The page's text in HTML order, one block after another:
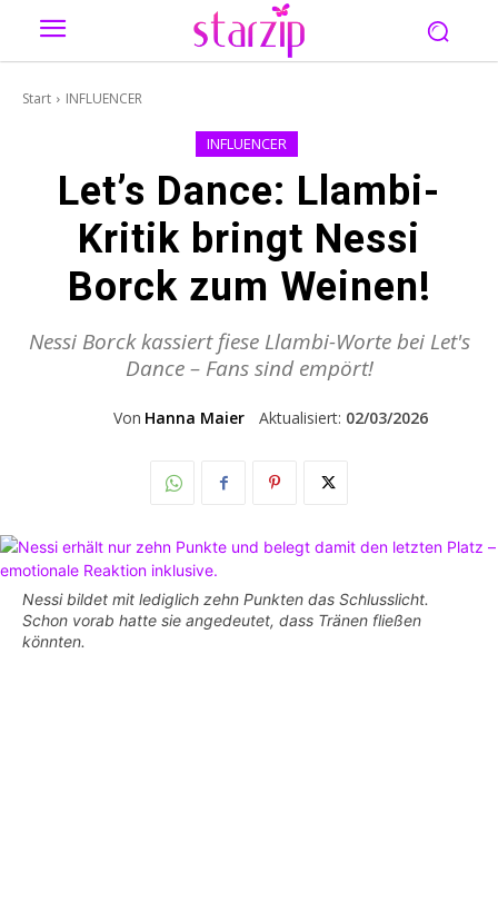
Start INFLUENCER
INFLUENCER
Let’s Dance: Llambi-
Kritik bringt Nessi
Borck zum Weinen!
Nessi Borck kassiert fiese Llambi-Worte bei Let's
Dance – Fans sind empört!
Von Hanna Maier Aktualisiert: 02/03/2026
Nessi bildet mit lediglich zehn Punkten das Schlusslicht.
Schon vorab hatte sie angedeutet, dass Tränen fließen
könnten.